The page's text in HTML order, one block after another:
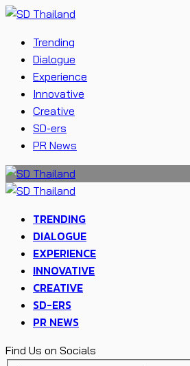
Trending
Dialogue
Experience
Innovative
Creative
SD-ers
PR News
TRENDING
DIALOGUE
EXPERIENCE
INNOVATIVE
CREATIVE
SD-ERS
PR NEWS
Find Us on Socials